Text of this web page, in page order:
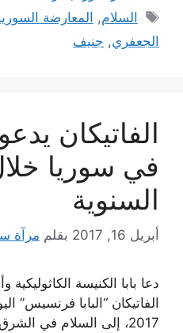
الوسوم
السلام, المعارضة
الجعفري, جنيف
الفاتيكان
في سوريا
السنوية
أبريل 16, 2017 بقلم مرآة
دعا بابا الكنيسة
2017، إلى السلام في